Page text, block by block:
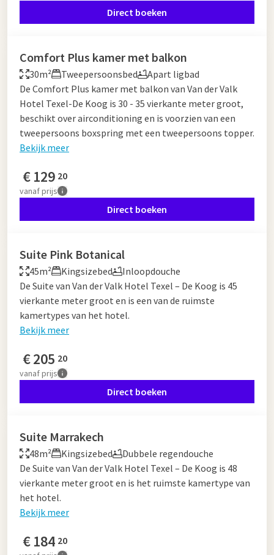
Direct boeken
Comfort Plus kamer met balkon
30m² Tweepersoonsbed
Apart ligbad
De Comfort Plus kamer met balkon van Van der Valk
Hotel Texel-De Koog is 30 - 35 vierkante meter groot,
beschikt over airconditioning en is voorzien van een
tweepersoons boxspring met een tweepersoons topper.
Bekijk meer
€129 20
vanafprijs
Direct boeken
Suite Pink Botanical
45m² Kingsizebed
Inloopdouche
De Suite van Van der Valk Hotel Texel – De Koog is 45
vierkante meter groot en is een van de ruimste
kamertypes van het hotel.
Bekijk meer
€205 20
vanafprijs
Direct boeken
Suite Marrakech
48m² Kingsizebed
Dubbele regendouche
De Suite van Van der Valk Hotel Texel – De Koog is 48
vierkante meter groot en is het ruimste kamertype van
het hotel.
Bekijk meer
€184 20